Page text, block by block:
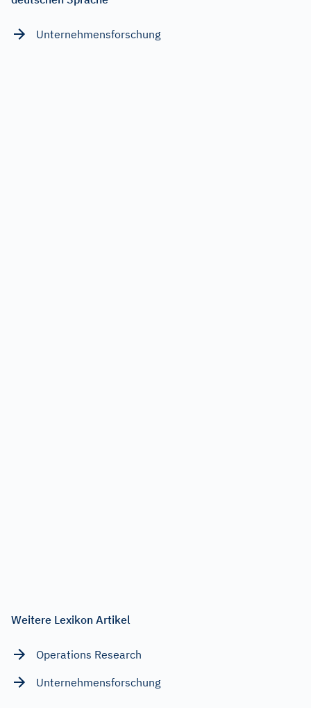
Unternehmensforschung
Weitere Lexikon Artikel
Operations Research
Unternehmensforschung